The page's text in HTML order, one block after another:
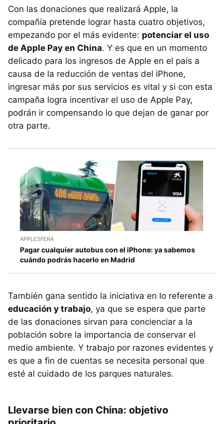
Con las donaciones que realizará Apple, la
compañía pretende lograr hasta cuatro objetivos,
empezando por el más evidente: potenciar el uso
de Apple Pay en China. Y es que en un momento
delicado para los ingresos de Apple en el país a
causa de la reducción de ventas del iPhone,
ingresar más por sus servicios es vital y si con esta
campaña logra incentivar el uso de Apple Pay,
podrán ir compensando lo que dejan de ganar por
otra parte.
APPLESFERA
Pagar cualquier autobus con el iPhone: ya sabemos
cuándo podrás hacerlo en Madrid
También gana sentido la iniciativa en lo referente a
educación y trabajo, ya que se espera que parte
de las donaciones sirvan para concienciar a la
población sobre la importancia de conservar el
medio ambiente. Y trabajo por razones evidentes y
es que a fin de cuentas se necesita personal que
esté al cuidado de los parques naturales.
Llevarse bien con China: objetivo